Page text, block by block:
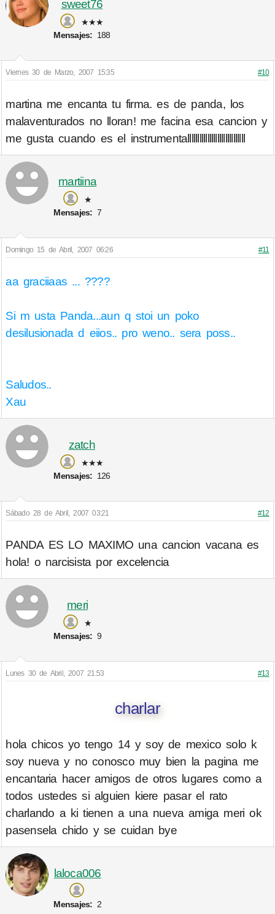
sweet76
★★★
Mensajes: 188
Viernes 30 de Marzo, 2007 15:35 #10
martina me encanta tu firma. es de panda, los
malaventurados no lloran! me facina esa cancion y
me gusta cuando es el instrumentalllllllllllllllllllllllllllll
martiina
★
Mensajes: 7
Domingo 15 de Abril, 2007 06:26 #11
aa graciiaas ... ????
Si m usta Panda...aun q stoi un poko
desilusionada d eiios.. pro weno.. sera poss..
Saludos..
Xau
zatch
★★★
Mensajes: 126
Sábado 28 de Abril, 2007 03:21 #12
PANDA ES LO MAXIMO una cancion vacana es
hola! o narcisista por excelencia
meri
★
Mensajes: 9
Lunes 30 de Abril, 2007 21:53 #13
charlar
hola chicos yo tengo 14 y soy de mexico solo k
soy nueva y no conosco muy bien la pagina me
encantaria hacer amigos de otros lugares como a
todos ustedes si alguien kiere pasar el rato
charlando a ki tienen a una nueva amiga meri ok
pasensela chido y se cuidan bye
laloca006
Mensajes: 2